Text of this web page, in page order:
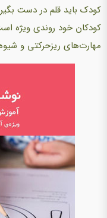
کودک باید قلم در دست
کودکان خود روندی ویژه
مهارت‌های ریزحرکتی و